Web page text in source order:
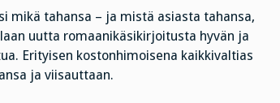
mikä tahansa – ja mistä asiasta tahansa,
uutta romaanikäsikirjoitusta hyvän ja
Erityisen kostonhimoisena kaikkivaltias
ja viisauttaan.